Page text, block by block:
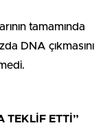
tamamında
DNA çıkmasını
TEKLİF ETTİ”